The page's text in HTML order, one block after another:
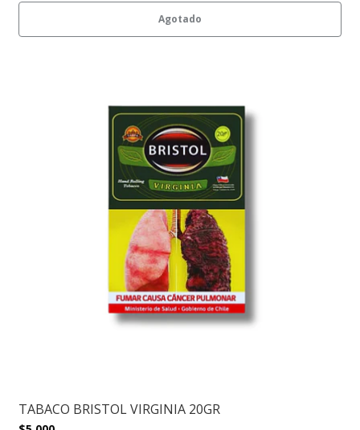
Agotado
TABACO BRISTOL VIRGINIA 20GR